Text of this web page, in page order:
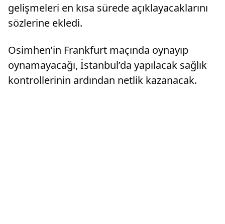
gelişmeleri en kısa sürede açıklayacaklarını
sözlerine ekledi.
Osimhen’in Frankfurt maçında oynayıp
oynamayacağı, İstanbul’da yapılacak sağlık
kontrollerinin ardından netlik kazanacak.